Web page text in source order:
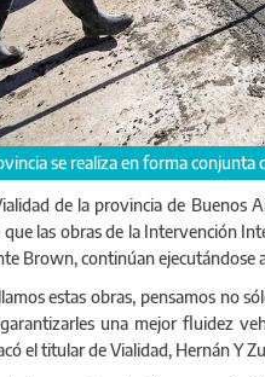
Los trabajos prevén la
de la provincia de Buenos
las obras de la Intervención
Brown, continúan ejecutándose
estas obras, pensamos no
una mejor fluidez
el titular de Vialidad, Hernán Y